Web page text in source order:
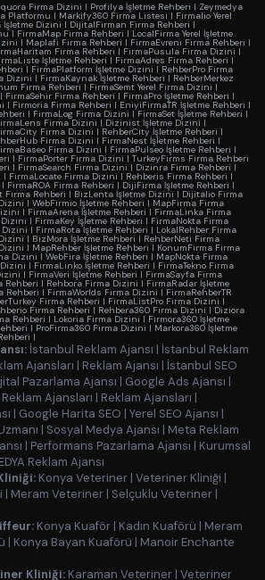
Firma Dizini | Profilya İşletme Rehberi | Zeymedya
Platformu | Markify360 Firma Listesi | Firmalio Yerel
İşletme Dizini | DijitalFirman Firma Rehberi |
| FirmaMap Firma Rehberi | LocalFirma Yerel İşletme
| Maplafi Firma Rehberi | FirmaEvreni Firma Rehberi |
Firma Rehberi | FirmaPusula Firma Dizini |
İşletme Rehberi | FirmaAdres Firma Rehberi |
| FirmaPlatform İşletme Dizini | RehberPro Firma
Dizini | FirmaKaynak İşletme Rehberi | RehberMerkez
Firma Rehberi | FirmaSemt Yerel Firma Dizini |
| FirmaSehir Firma Rehberi | FirmaPro İşletme Rehberi |
| Firmoria Firma Rehberi | EniyiFirmaTR İşletme Rehberi |
| FirmaLog Firma Dizini |FirmaSet İşletme Rehberi |
Firma Dizini | Dizinist İşletme Dizini |
Firma Dizini | RehberCity İşletme Rehberi |
Firma Dizini | FirmaNest İşletme Rehberi |
Firma Dizini | FirmaPulseo İşletme Rehberi |
| FirmaPorter Firma Dizini | TurkeyFirms Firma Rehberi
| FirmaSearch Firma Dizini | Dizinra Firma Rehberi |
| FirmaLocate Firma Dizini | Rehberis Firma Rehberi |
| FirmaROA Firma Rehberi | DijiFirma İşletme Rehberi |
Firma Rehberi | BizLenta İşletme Dizini | Dijitalio Firma
| WebFirmio İşletme Rehberi | MapFirma Firma
| FirmaArena İşletme Rehberi | FirmaLinka Firma
| FirmaKey İşletme Rehberi | FirmaNokta Firma
Dizini | FirmaRota İşletme Rehberi | LokalRehber Firma
| BizMora İşletme Rehberi | RehberNeti Firma
| MapRehber İşletme Rehberi | KonumFirma Firma
Dizini | WebFira İşletme Rehberi | MapNokta Firma
| FirmaLinko İşletme Rehberi | FirmaTekno Firma
| FirmaVeri İşletme Rehberi | FirmaSayfa Firma
Rehberi | Rehbora Firma Dizini | FirmaRadar İşletme
Rehberi | FirmaWorlds Firma Dizini | FirmaRehberTR
Firma Rehberi | FirmaListPro Firma Dizini |
Firma Rehberi | Rehbera360 Firma Dizini | Diziora
Rehberi | Lokoria Firma Dizini | Firmora360 İşletme
| ProFirma360 Firma Dizini | Markora360 İşletme
|
İstanbul Reklam Ajansı | İstanbul Reklam
Ajansları | Reklam Ajansı | İstanbul SEO
Pazarlama Ajansı | Google Ads Ajansı |
Ajansları | Reklam Ajansları |
| Google Harita SEO | Yerel SEO Ajansı |
| Sosyal Medya Ajansı | Meta Reklam
| Performans Pazarlama Ajansı | Kurumsal
Reklam Ajansı
Konya Veteriner | Veteriner Kliniği |
| Meram Veteriner | Selçuklu Veteriner |
Konya Kuaför | Kadın Kuaförü | Meram
| Konya Bayan Kuaförü | Manoir Enchante
Kliniği: Karaman Veteriner | Veteriner